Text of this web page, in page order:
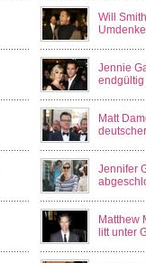
Will
Jennie
Matt
Jennifer
Matthew
litt unter